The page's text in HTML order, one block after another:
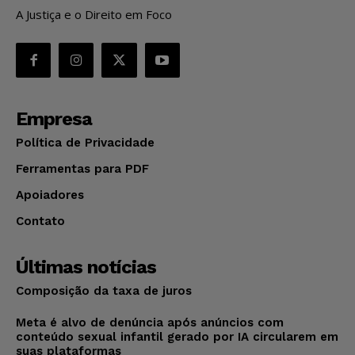
A Justiça e o Direito em Foco
Empresa
Política de Privacidade
Ferramentas para PDF
Apoiadores
Contato
Últimas notícias
Composição da taxa de juros
Meta é alvo de denúncia após anúncios com
conteúdo sexual infantil gerado por IA circularem em
suas plataformas